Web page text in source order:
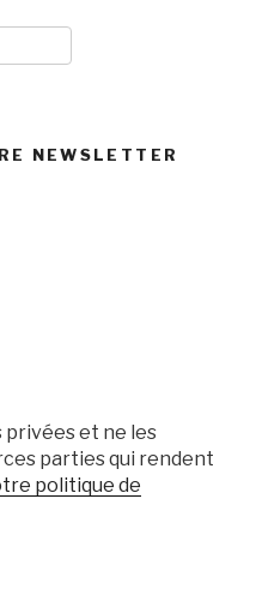
NEWSLETTER
privées et ne les
parties qui rendent
politique de